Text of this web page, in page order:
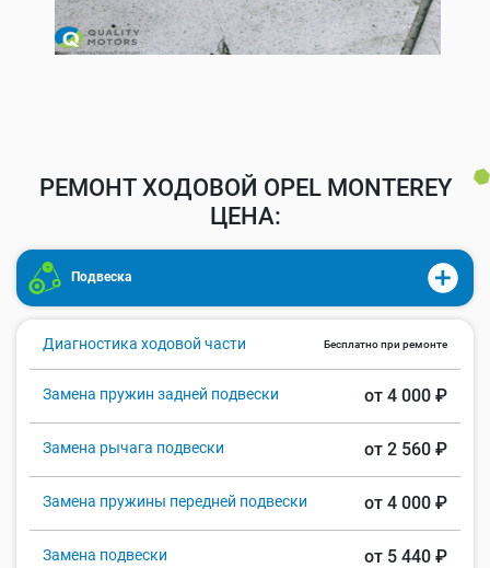
РЕМОНТ ХОДОВОЙ OPEL MONTEREY
ЦЕНА:
Подвеска
Диагностика ходовой части Бесплатно при ремонте
Замена пружин задней подвески от 4 000 ₽
Замена рычага подвески от 2 560 ₽
Замена пружины передней подвески от 4 000 ₽
Замена подвески от 5 440 ₽